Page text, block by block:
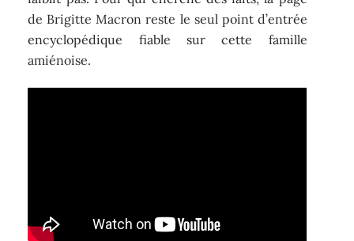
de Brigitte Macron reste le seul point d’entrée
encyclopédique fiable sur cette famille
amiénoise.